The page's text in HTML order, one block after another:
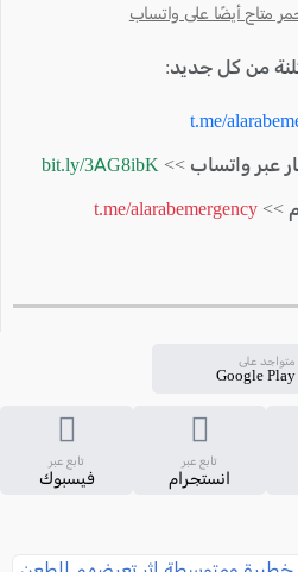
متاح أيضًا على واتساب
من كل جديد:
t.me/
عبر واتساب >> bit.ly/3AG8ibK
>>
t.me/alarabemergency
متواجد على
Google Play
تابع عبر
انستجرام
تابع عبر
فيسبوك